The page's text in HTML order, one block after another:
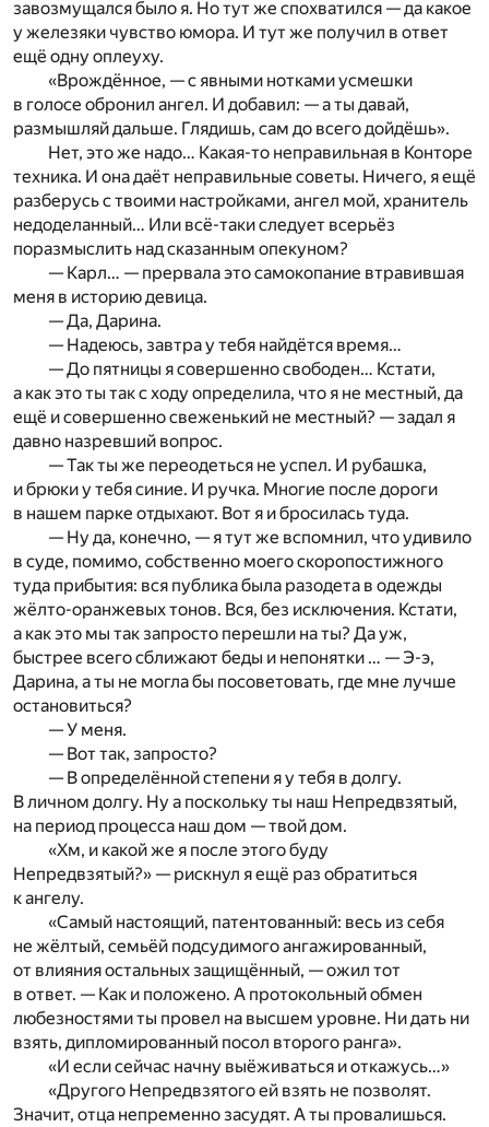
завозмущался было я. Но тут же спохватился — да какое
у железяки чувство юмора. И тут же получил в ответ
ещё одну оплеуху.
«Врождённое, — с явными нотками усмешки
в голосе обронил ангел. И добавил: — а ты давай,
размышляй дальше. Глядишь, сам до всего дойдёшь».
Нет, это же надо… Какая-то неправильная в Конторе
техника. И она даёт неправильные советы. Ничего, я ещё
разберусь с твоими настройками, ангел мой, хранитель
недоделанный… Или всё-таки следует всерьёз
поразмыслить над сказанным опекуном?
— Карл… — прервала это самокопание втравившая
меня в историю девица.
— Да, Дарина.
— Надеюсь, завтра у тебя найдётся время…
— До пятницы я совершенно свободен… Кстати,
а как это ты так с ходу определила, что я не местный, да
ещё и совершенно свеженький не местный? — задал я
давно назревший вопрос.
— Так ты же переодеться не успел. И рубашка,
и брюки у тебя синие. И ручка. Многие после дороги
в нашем парке отдыхают. Вот я и бросилась туда.
— Ну да, конечно, — я тут же вспомнил, что удивило
в суде, помимо, собственно моего скоропостижного
туда прибытия: вся публика была разодета в одежды
жёлто-оранжевых тонов. Вся, без исключения. Кстати,
а как это мы так запросто перешли на ты? Да уж,
быстрее всего сближают беды и непонятки … — Э-э,
Дарина, а ты не могла бы посоветовать, где мне лучше
остановиться?
— У меня.
— Вот так, запросто?
— В определённой степени я у тебя в долгу.
В личном долгу. Ну а поскольку ты наш Непредвзятый,
на период процесса наш дом — твой дом.
«Хм, и какой же я после этого буду
Непредвзятый?» — рискнул я ещё раз обратиться
к ангелу.
«Самый настоящий, патентованный: весь из себя
не жёлтый, семьёй подсудимого ангажированный,
от влияния остальных защищённый, — ожил тот
в ответ. — Как и положено. А протокольный обмен
любезностями ты провел на высшем уровне. Ни дать ни
взять, дипломированный посол второго ранга».
«И если сейчас начну выёживаться и откажусь…»
«Другого Непредвзятого ей взять не позволят.
Значит, отца непременно засудят. А ты провалишься.